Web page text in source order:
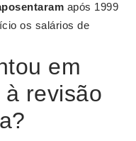
após 1999
os salários de
em
revisão